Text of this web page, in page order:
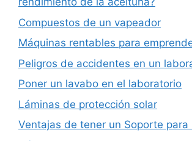
Compuestos de un vapeador
Máquinas rentables para
Peligros de accidentes en un
Poner un lavabo en el laboratorio
Láminas de protección solar
Ventajas de tener un Soporte para